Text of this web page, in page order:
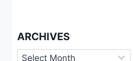
ARCHIVES
Archives